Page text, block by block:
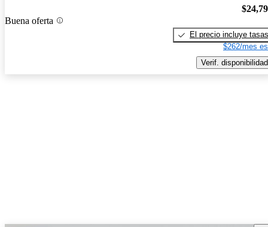
Buena oferta
El precio incluye tasas
$262/mes
Verif. disponibilidad